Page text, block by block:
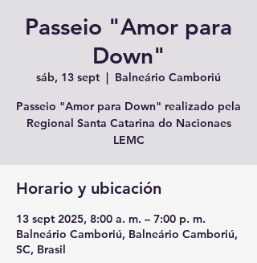
Passeio "Amor para
Down"
sáb, 13 sept
  |
Balneário Camboriú
Passeio "Amor para Down" realizado pela
Regional Santa Catarina do Nacionaes
LEMC
Horario y ubicación
13 sept 2025, 8:00 a. m. – 7:00 p. m.
Balneário Camboriú, Balneário Camboriú,
SC, Brasil